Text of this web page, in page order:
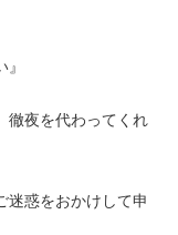
徹夜を代わってくれ
迷惑をおかけして申